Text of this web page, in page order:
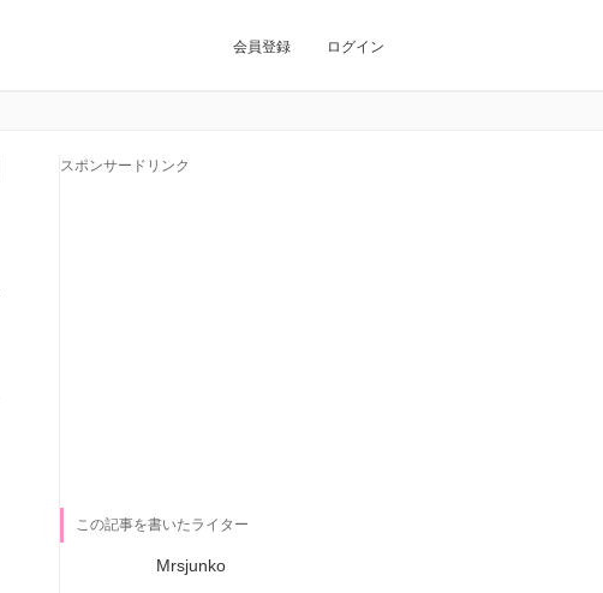
会員登録 ログイン
スポンサードリンク
この記事を書いたライター
Mrsjunko